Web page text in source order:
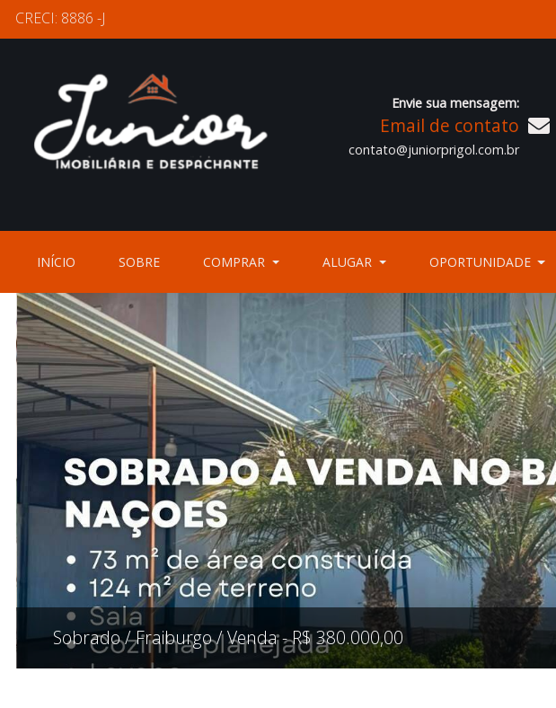
CRECI: 8886 -J
Envie sua mensagem:
Email de contato
contato@juniorprigol.com.br
INÍCIO (CURRENT)SOBRE(CURRENT)COMPRAR ALUGAR OPORTUNIDADE
Sobrado / Fraiburgo / Venda - R$ 380.000,00